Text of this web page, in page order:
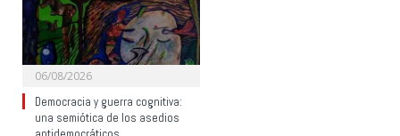
06/08/2026
Democracia y guerra cognitiva:
una semiótica de los asedios